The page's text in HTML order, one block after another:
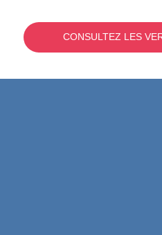
CONSULTEZ LES